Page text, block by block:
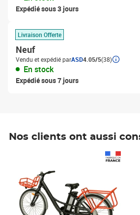
Expédié sous 3 jours
Livraison Offerte
Neuf
Vendu et expédié parASD4.05/5(38)
En stock
Expédié sous 7 jours
Nos clients ont aussi